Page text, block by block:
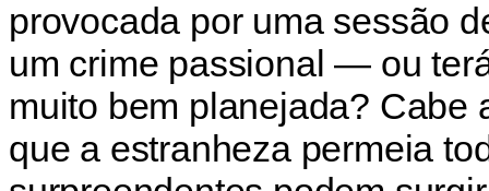
provocada por uma sessão
um crime passional — ou
muito bem planejada? Cabe
que a estranheza permeia